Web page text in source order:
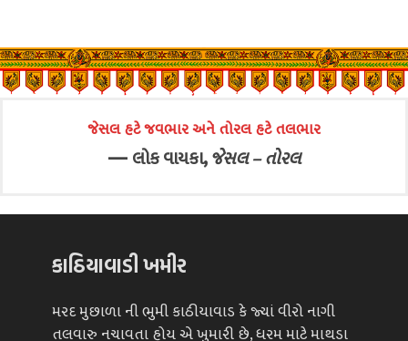
જેસલ હટે જવભાર અને તોરલ હટે તલભાર
—લોક વાયકા,જેસલ – તોરલ
કાઠિયાવાડી ખમીર
મરદ મુછાળા ની ભુમી કાઠીયાવાડ કે જ્યાં વીરો નાગી
તલવારુ નચાવતા હોય એ ખુમારી છે, ધરમ માટે માથડા